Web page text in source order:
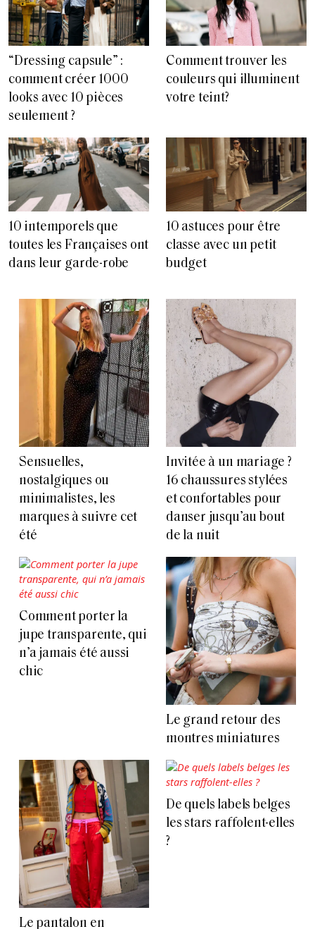
“Dressing capsule” :
comment créer 1000
looks avec 10 pièces
seulement ?
Comment trouver les
couleurs qui illuminent
votre teint?
10 intemporels que
toutes les Françaises ont
dans leur garde-robe
10 astuces pour être
classe avec un petit
budget
Sensuelles,
nostalgiques ou
minimalistes, les
marques à suivre cet
été
Invitée à un mariage ?
16 chaussures stylées
et confortables pour
danser jusqu’au bout
de la nuit
Comment porter la
jupe transparente, qui
n’a jamais été aussi
chic
Le grand retour des
montres miniatures
Le pantalon en
De quels labels belges
les stars raffolent-elles
?